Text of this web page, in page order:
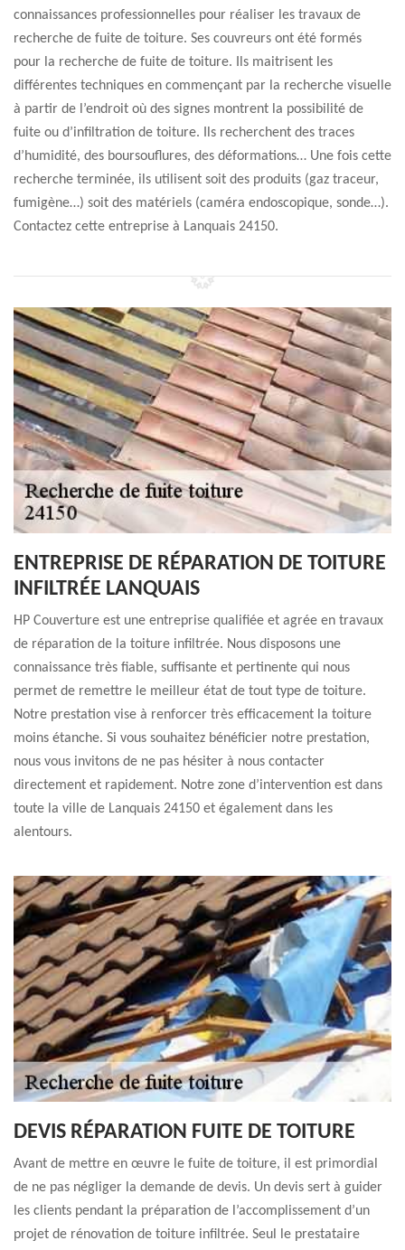
connaissances professionnelles pour réaliser les travaux de
recherche de fuite de toiture. Ses couvreurs ont été formés
pour la recherche de fuite de toiture. Ils maitrisent les
différentes techniques en commençant par la recherche visuelle
à partir de l’endroit où des signes montrent la possibilité de
fuite ou d’infiltration de toiture. Ils recherchent des traces
d’humidité, des boursouflures, des déformations… Une fois cette
recherche terminée, ils utilisent soit des produits (gaz traceur,
fumigène…) soit des matériels (caméra endoscopique, sonde…).
Contactez cette entreprise à Lanquais 24150.
ENTREPRISE DE RÉPARATION DE TOITURE
INFILTRÉE LANQUAIS
HP Couverture est une entreprise qualifiée et agrée en travaux
de réparation de la toiture infiltrée. Nous disposons une
connaissance très fiable, suffisante et pertinente qui nous
permet de remettre le meilleur état de tout type de toiture.
Notre prestation vise à renforcer très efficacement la toiture
moins étanche. Si vous souhaitez bénéficier notre prestation,
nous vous invitons de ne pas hésiter à nous contacter
directement et rapidement. Notre zone d’intervention est dans
toute la ville de Lanquais 24150 et également dans les
alentours.
DEVIS RÉPARATION FUITE DE TOITURE
Avant de mettre en œuvre le fuite de toiture, il est primordial
de ne pas négliger la demande de devis. Un devis sert à guider
les clients pendant la préparation de l’accomplissement d’un
projet de rénovation de toiture infiltrée. Seul le prestataire